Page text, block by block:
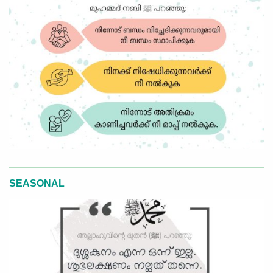
SEASONAL